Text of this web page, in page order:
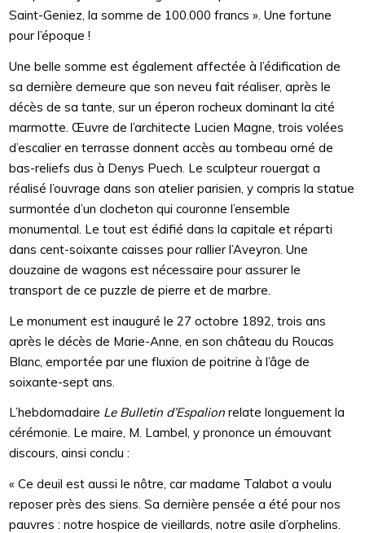
Saint-Geniez, la somme de 100.000 francs ». Une fortune
pour l’époque !
Une belle somme est également affectée à l’édification de
sa dernière demeure que son neveu fait réaliser, après le
décès de sa tante, sur un éperon rocheux dominant la cité
marmotte. Œuvre de l’architecte Lucien Magne, trois volées
d’escalier en terrasse donnent accès au tombeau orné de
bas-reliefs dus à Denys Puech. Le sculpteur rouergat a
réalisé l’ouvrage dans son atelier parisien, y compris la statue
surmontée d’un clocheton qui couronne l’ensemble
monumental. Le tout est édifié dans la capitale et réparti
dans cent-soixante caisses pour rallier l’Aveyron. Une
douzaine de wagons est nécessaire pour assurer le
transport de ce puzzle de pierre et de marbre.
Le monument est inauguré le 27 octobre 1892, trois ans
après le décès de Marie-Anne, en son château du Roucas
Blanc, emportée par une fluxion de poitrine à l’âge de
soixante-sept ans.
L’hebdomadaire Le Bulletin d’Espalion relate longuement la
cérémonie. Le maire, M. Lambel, y prononce un émouvant
discours, ainsi conclu :
« Ce deuil est aussi le nôtre, car madame Talabot a voulu
reposer près des siens. Sa dernière pensée a été pour nos
pauvres : notre hospice de vieillards, notre asile d’orphelins.